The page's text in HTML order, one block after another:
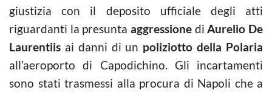
giustizia con il deposito ufficiale degli atti
riguardanti la presunta aggressione diAurelio De
Laurentiis ai danni di un poliziotto della Polaria
all’aeroporto di Capodichino. Gli incartamenti
sono stati trasmessi alla procura di Napoli che a